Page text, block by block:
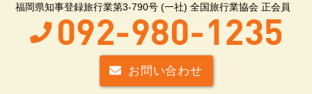
福岡県知事登録旅行業第3-790号 (一社) 全国旅行業協会 正会員
お問い合わせ